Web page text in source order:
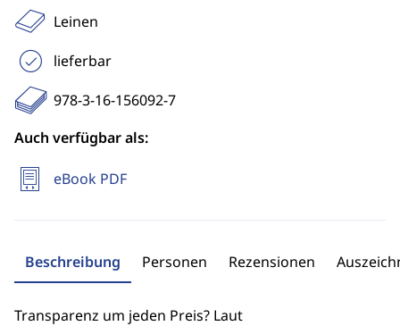
Leinen
lieferbar
978-3-16-156092-7
Auch verfügbar als:
eBook PDF
Beschreibung Personen Rezensionen
Transparenz um jeden Preis? Laut